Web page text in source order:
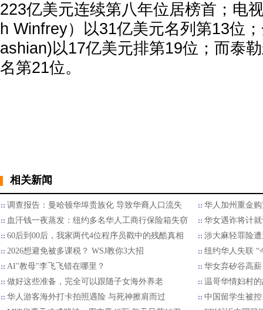
223亿美元连续第八年位居榜首；电
h Winfrey）以31亿美元名列第13位
ashian)以17亿美元排第19位；而泰
名第21位。
相关新闻
调查报告：曼哈顿华埠贵族化 导致华裔人口流失
华人加州重金
血汗钱一夜蒸发：纽约多名华人工商行保险箱失窃
华女遇诈将计
60后到00后，我家两代4位程序员戳中的残酷真相
涉大麻轻罪险
2026想避免被多课税？ WSJ教你3大招
纽约华人失联 “
AI"教母"李飞飞错在哪里？
华女弃矽谷高
做好这些准备，完全可以跟随子女海外养老
温哥华情妇村
华人游客海外打卡拍照遇险 与死神擦肩而过
中国留学生被